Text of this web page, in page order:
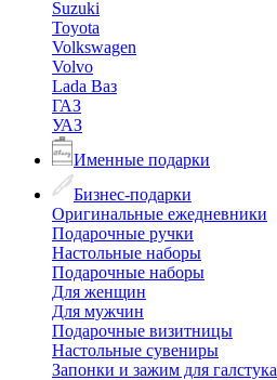
Suzuki
Toyota
Volkswagen
Volvo
Lada Ваз
ГАЗ
УАЗ
Именные подарки
Бизнес-подарки
Оригинальные ежедневники
Подарочные ручки
Настольные наборы
Подарочные наборы
Для женщин
Для мужчин
Подарочные визитницы
Настольные сувениры
Запонки и зажим для галстука